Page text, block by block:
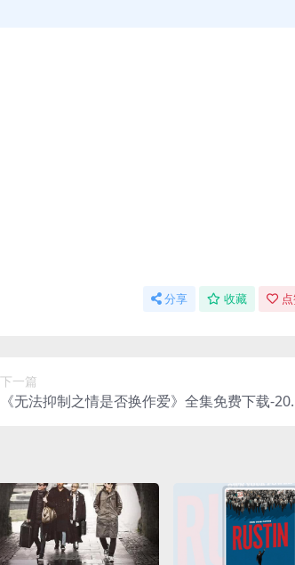
分享 收藏
下一篇
《无法抑制之情是否换作爱》全集免费下载-